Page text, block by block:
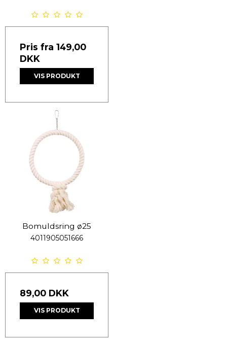
Pris fra 149,00
DKK
VIS PRODUKT
Bomuldsring ø25
4011905051666
89,00 DKK
VIS PRODUKT